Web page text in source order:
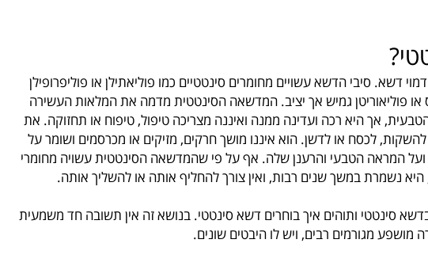
דשא. סיבי הדשא עשויים מחומרים סינטטיים כמו פוליאתילן או פוליפרופילן
פוליאוריטן גמיש אך יציב. המדשאה הסינטטית מדמה את המלאות העשירה
אך היא רכה ועדינה ממנה ואיננה מצריכה טיפול, טיפוח או תחזוקה. את
לכסח או לדשן. הוא איננו מושך חרקים, מזיקים או מכרסמים ושומר על
ועל המראה הטבעי והרענן שלה. אף על פי שהמדשאה הסינטטית עשויה מחומרי
נשמרת במשך שנים רבות, ואין צורך להחליף אותה או להשליך אותה.
סינטטי ותוהים איך בוחרים דשא סינטטי. בנושא זה אין תשובה חד משמעית
מושפע מגורמים רבים, ויש לו היבטים שונים.